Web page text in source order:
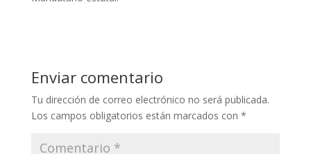
Enviar comentario
Tu dirección de correo electrónico no será publicada.
Los campos obligatorios están marcados con *